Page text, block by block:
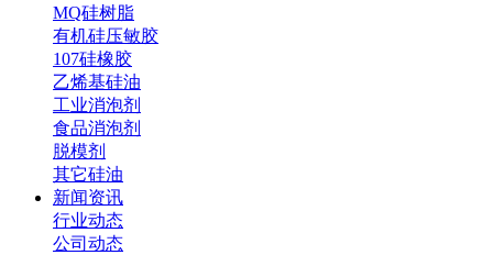
MQ硅树脂
有机硅压敏胶
107硅橡胶
乙烯基硅油
工业消泡剂
食品消泡剂
脱模剂
其它硅油
新闻资讯
行业动态
公司动态